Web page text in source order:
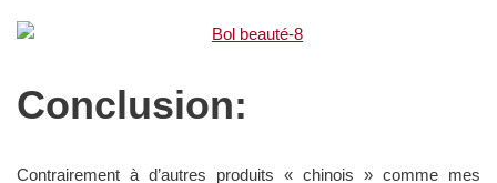
Conclusion:
Contrairement à d’autres produits « chinois » comme mes